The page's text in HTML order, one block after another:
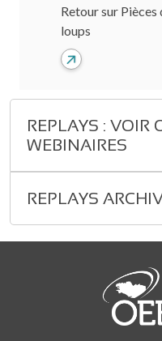
Retour sur Pièces
loups
REPLAYS : VOIR
WEBINAIRES
REPLAYS